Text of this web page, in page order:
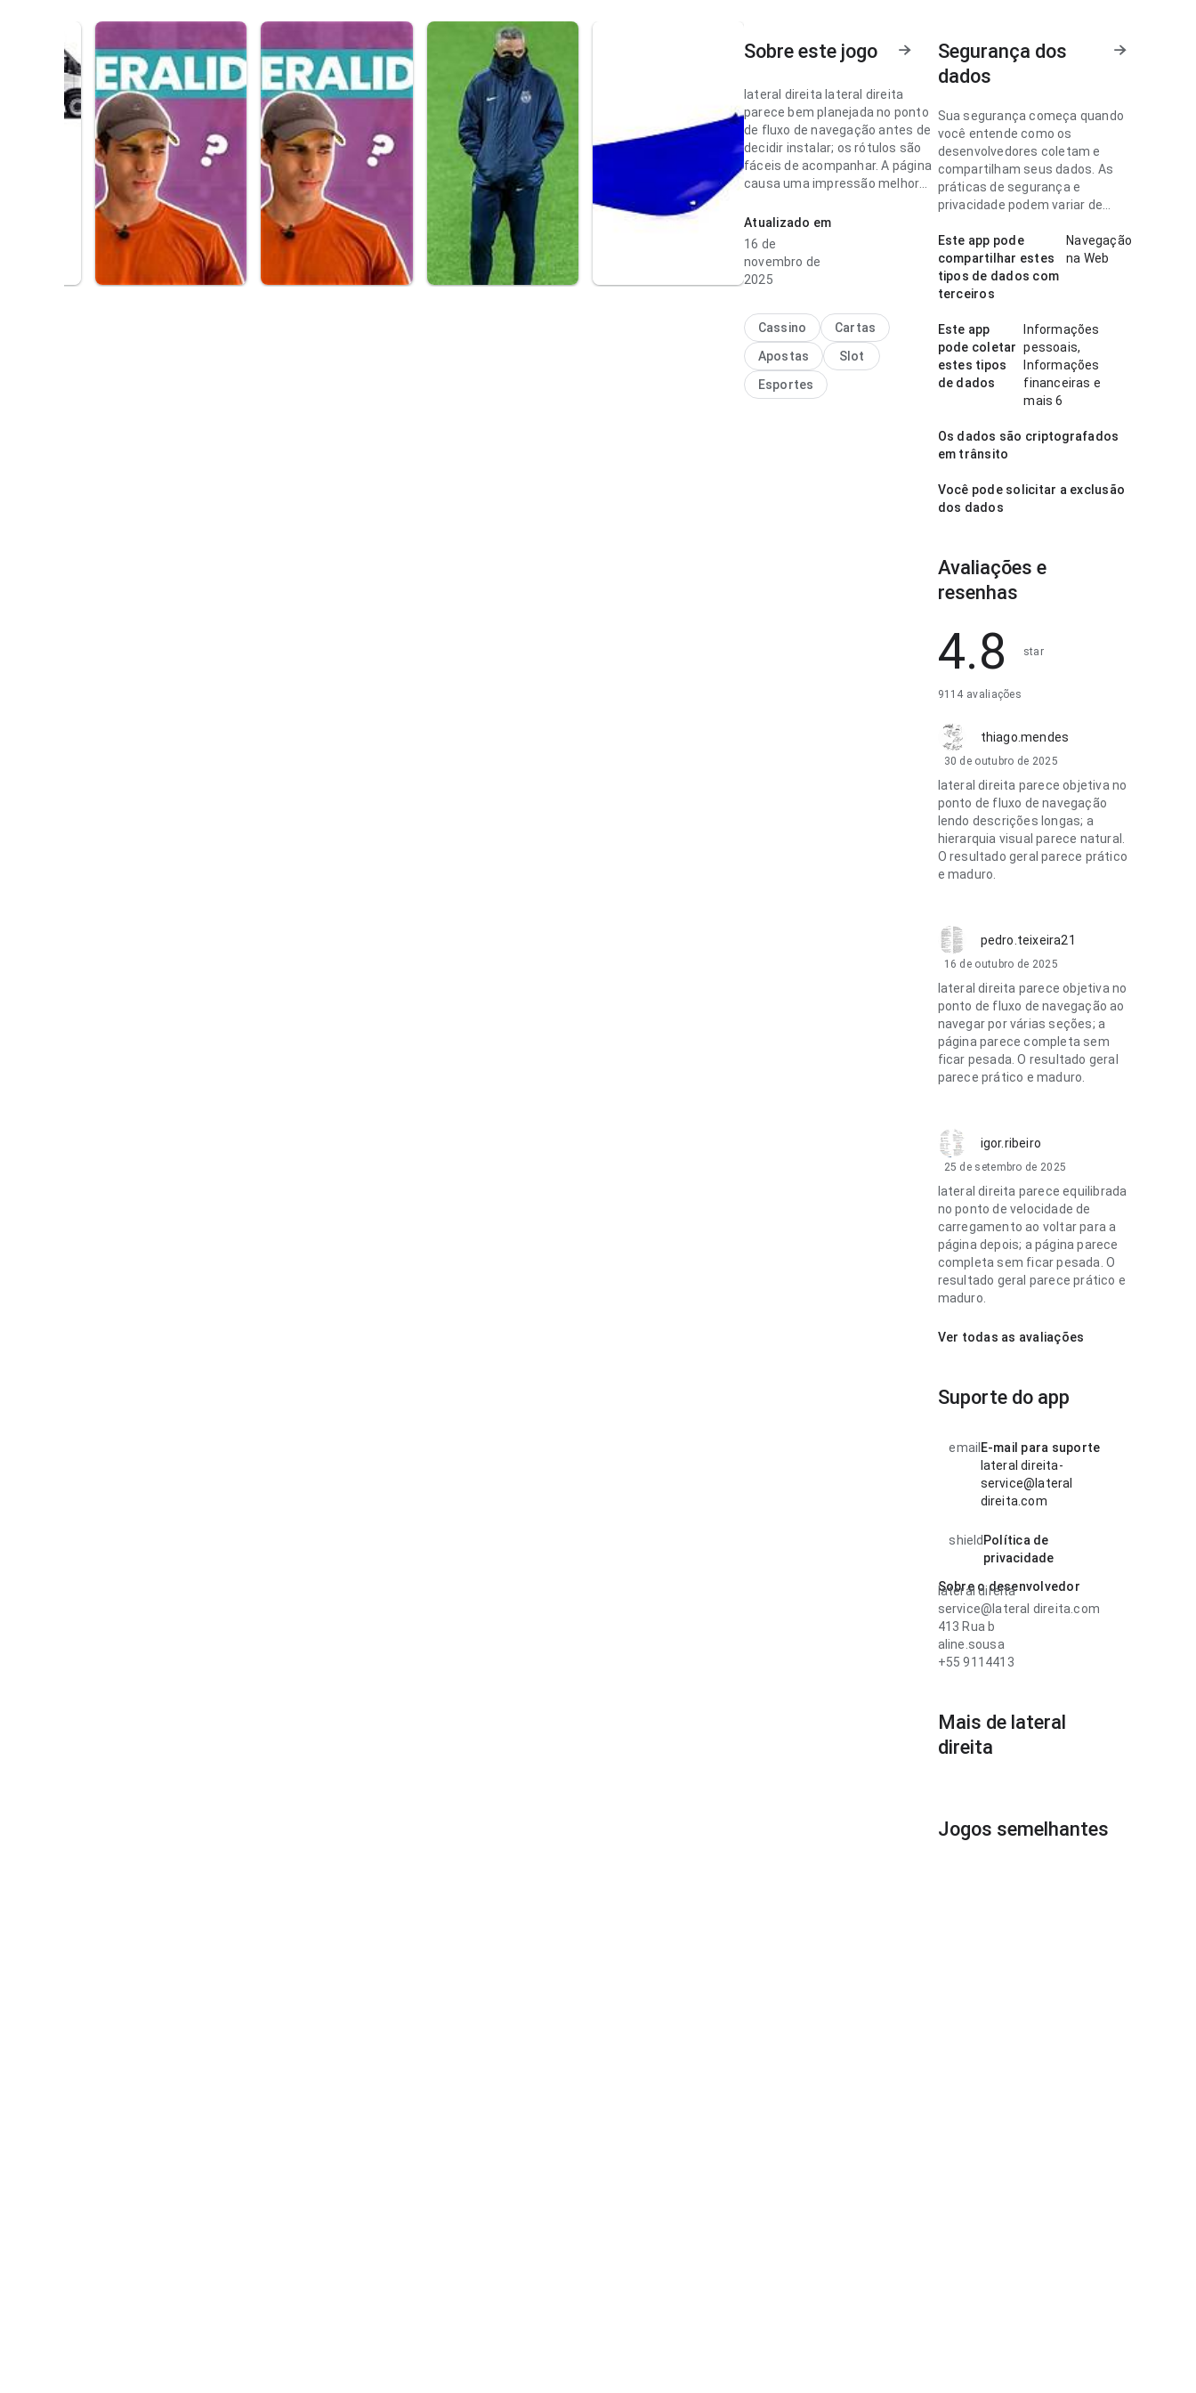
Sobre este jogo
lateral direita lateral direita
parece bem planejada no ponto
de fluxo de navegação antes de
decidir instalar; os rótulos são
fáceis de acompanhar. A página
causa uma impressão melhor
lateral direita parece rápida no
ponto de velocidade de
carregamento antes de decidir
confiança ao usuário.
Atualizado em
16 de
novembro de
2025
Cassino
Cartas
Apostas
Slot
Esportes
Segurança dos
dados
Sua segurança começa quando
você entende como os
desenvolvedores coletam e
compartilham seus dados. As
práticas de segurança e
privacidade podem variar de
idade.
Este app pode
compartilhar estes
tipos de dados com
terceiros
Navegação
na Web
Este app
pode coletar
estes tipos
de dados
Informações
pessoais,
Informações
financeiras e
mais 6
Os dados são criptografados
em trânsito
Você pode solicitar a exclusão
dos dados
Avaliações e
resenhas
4.8 star
9114 avaliações
thiago.mendes
30 de outubro de 2025
lateral direita parece objetiva no
ponto de fluxo de navegação
lendo descrições longas; a
hierarquia visual parece natural.
O resultado geral parece prático
e maduro.
pedro.teixeira21
16 de outubro de 2025
lateral direita parece objetiva no
ponto de fluxo de navegação ao
navegar por várias seções; a
página parece completa sem
ficar pesada. O resultado geral
parece prático e maduro.
igor.ribeiro
25 de setembro de 2025
lateral direita parece equilibrada
no ponto de velocidade de
carregamento ao voltar para a
página depois; a página parece
completa sem ficar pesada. O
resultado geral parece prático e
maduro.
Ver todas as avaliações
Suporte do app
email E-mail para suporte
lateral direita-
service@lateral
direita.com
shield Política de
privacidade
Sobre o desenvolvedor
lateral direita
service@lateral direita.com
413 Rua b
aline.sousa
+55 9114413
Mais de lateral
direita
Jogos semelhantes